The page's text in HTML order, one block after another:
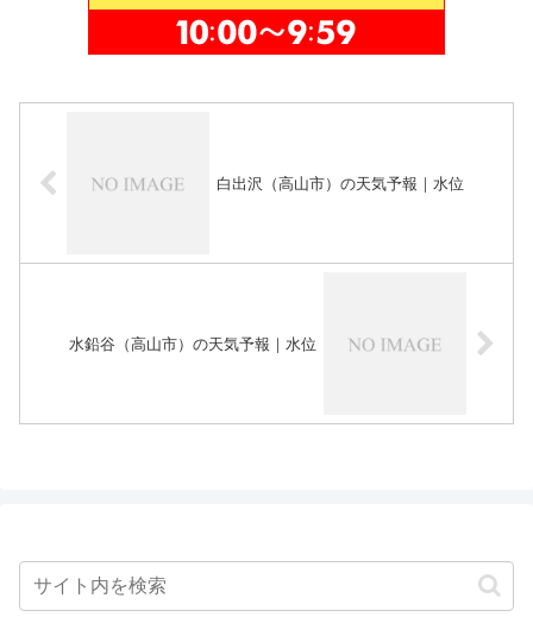
白出沢（高山市）の天気予報｜水位
水鉛谷（高山市）の天気予報｜水位